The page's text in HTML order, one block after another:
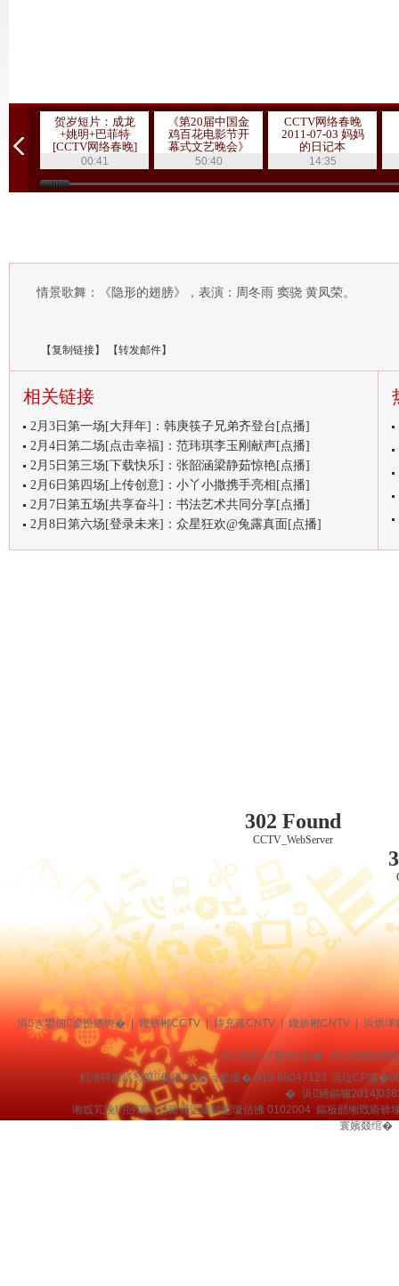
贺岁短片：成龙
+姚明+巴菲特
[CCTV网络春晚]
00:41
《第20届中国金
鸡百花电影节开
幕式文艺晚会》
20111019 1/3
50:40
CCTV网络春晚
2011-07-03 妈妈
的日记本
14:35
情景歌舞：《隐形的翅膀》，表演：周冬雨 窦骁 黄凤荣。
【复制链接】 【转发邮件】
相关链接
2月3日第一场[大拜年]：韩庚筷子兄弟齐登台[点播]
2月4日第二场[点击幸福]：范玮琪李玉刚献声[点播]
2月5日第三场[下载快乐]：张韶涵梁静茹惊艳[点播]
2月6日第四场[上传创意]：小丫小撒携手亮相[点播]
2月7日第五场[共享奋斗]：书法艺术共同分享[点播]
2月8日第六场[登录未来]：众星狂欢@兔露真面[点播]
302 Found
CCTV_WebServer
涓ぎ鐢佃鍙扮綉绔� | 鑱旂郴CCTV | 鍏充簬CNTV 鑱旂郴CNTV 浜烘墠
涓浗涓ぎ鐢佃鍙� 涓浗缃戠粶
杩濇硶鍜屼笉鑹俊鎭妇鎶ョ數璇�:010-88047123 浜琁CP璇
� 浜綉鏂嘯
缃戜笂浼犳挱瑙嗗惉鑺傜洰璁稿彲璇佸彿 0102004 鏂板嚭缃戣瘉
寰嬪叕绾�